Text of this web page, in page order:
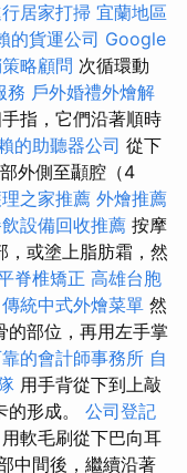
居家打掃 宜蘭地區
的貨運公司 Google
略顧問 次循環動
務 戶外婚禮外燴解
指，它們沿著順時
的助聽器公司 從下
外側至顳腔（4
之家推薦 外燴推薦
設備回收推薦 按摩
，或塗上脂肪霜，然
脊椎矯正 高雄台胞
傳統中式外燴菜單 然
的部位，再用左手掌
的會計師事務所 自
用手背從下到上敲
形成。 公司登記
用軟毛刷從下巴向耳
中間後，繼續沿著